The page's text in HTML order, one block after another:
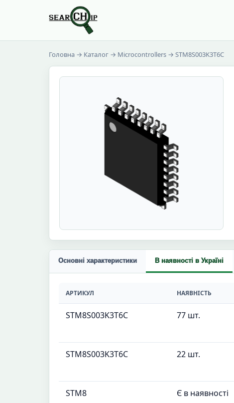
Головна → Каталог → Microcontrollers → STM8S003K3T6C
Основні характеристики В наявності в Україні
АРТИКУЛ НАЯВНІСТЬ
STM8S003K3T6C 77 шт.
STM8S003K3T6C 22 шт.
STM8 Є в наявності